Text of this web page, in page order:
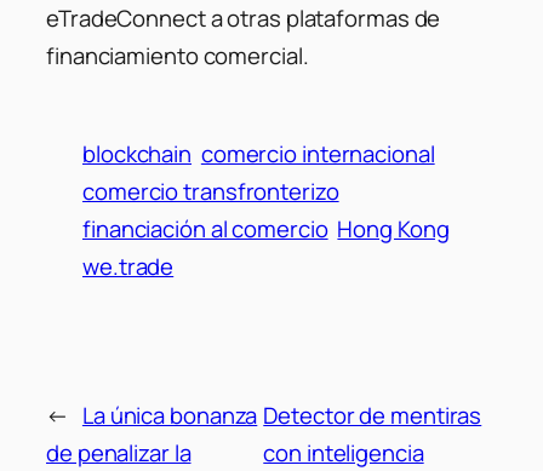
eTradeConnect a otras plataformas de
financiamiento comercial.
blockchain comercio internacional
comercio transfronterizo
financiación al comercio Hong Kong
we.trade
← La única bonanza
de penalizar la
Detector de mentiras
con inteligencia